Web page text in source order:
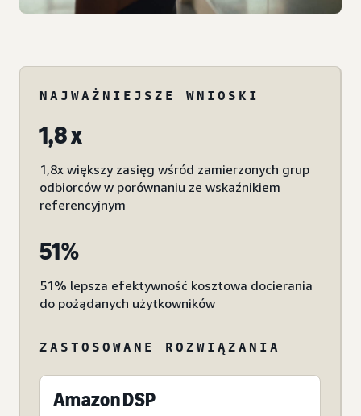
NAJWAŻNIEJSZE WNIOSKI
1,8 x
1,8x większy zasięg wśród zamierzonych grup
odbiorców w porównaniu ze wskaźnikiem
referencyjnym
51%
51% lepsza efektywność kosztowa docierania
do pożądanych użytkowników
ZASTOSOWANE ROZWIĄZANIA
Amazon DSP